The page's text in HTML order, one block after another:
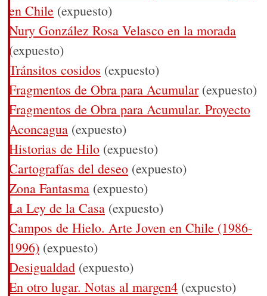
en Chile (expuesto)
Nury González Rosa Velasco en la morada
(expuesto)
Tránsitos cosidos (expuesto)
Fragmentos de Obra para Acumular(expuesto)
Fragmentos de Obra para Acumular. Proyecto
Aconcagua (expuesto)
Historias de Hilo (expuesto)
Cartografías del deseo (expuesto)
Zona Fantasma (expuesto)
La Ley de la Casa (expuesto)
Campos de Hielo. Arte Joven en Chile (1986-
1996) (expuesto)
Desigualdad (expuesto)
En otro lugar. Notas al margen4 (expuesto)